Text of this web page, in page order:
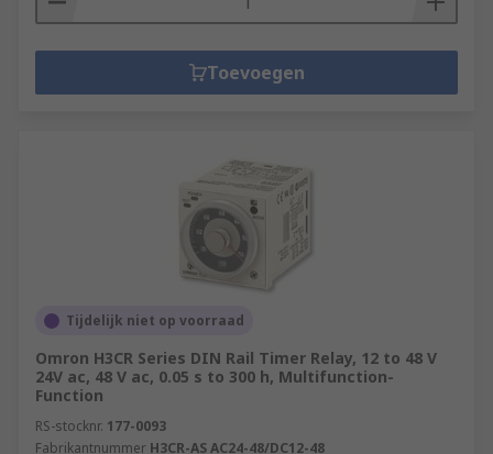
Toevoegen
Tijdelijk niet op voorraad
Omron H3CR Series DIN Rail Timer Relay, 12 to 48 V
24V ac, 48 V ac, 0.05 s to 300 h, Multifunction-
Function
RS-stocknr. 177-0093
Fabrikantnummer H3CR-AS AC24-48/DC12-48